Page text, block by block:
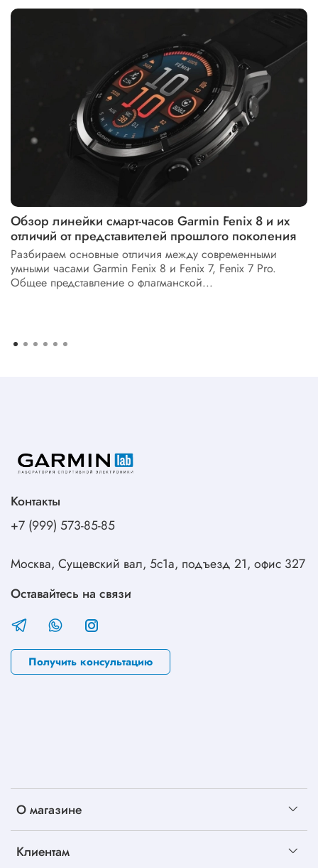
Обзор линейки смарт-часов Garmin Fenix 8 и их
отличий от представителей прошлого поколения
Разбираем основные отличия между современными
умными часами Garmin Fenix 8 и Fenix 7, Fenix 7 Pro.
Общее представление о флагманской...
О магазине
Клиентам
Контакты
+7 (999) 573-85-85
Москва, Сущевский вал, 5с1а, подъезд 21, офис 327
Оставайтесь на связи
Получить консультацию